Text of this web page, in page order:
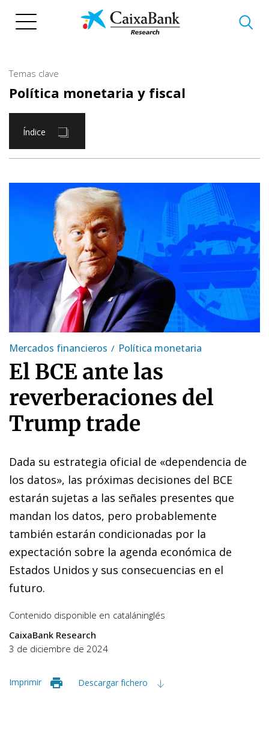
Temas clave
Política monetaria y fiscal
Índice
Mercados financieros Política monetaria
El BCE ante las
reverberaciones del
Trump trade
Dada su estrategia oficial de «dependencia de
los datos», las próximas decisiones del BCE
estarán sujetas a las señales presentes que
mandan los datos, pero probablemente
también estarán condicionadas por la
expectación sobre la agenda económica de
Estados Unidos y sus consecuencias en el
futuro.
Contenido disponible en cataláninglés
CaixaBank Research
3 de diciembre de 2024
Imprimir Descargar fichero